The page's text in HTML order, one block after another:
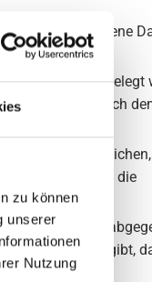
zu können
unserer
Nutzung
personenbezogene
Daten offengelegt
nach
dem
befugt sind, die
zu verstehen gibt,